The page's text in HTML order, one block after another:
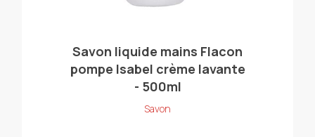
Savon liquide mains Flacon
pompe Isabel crème lavante
- 500ml
Savon